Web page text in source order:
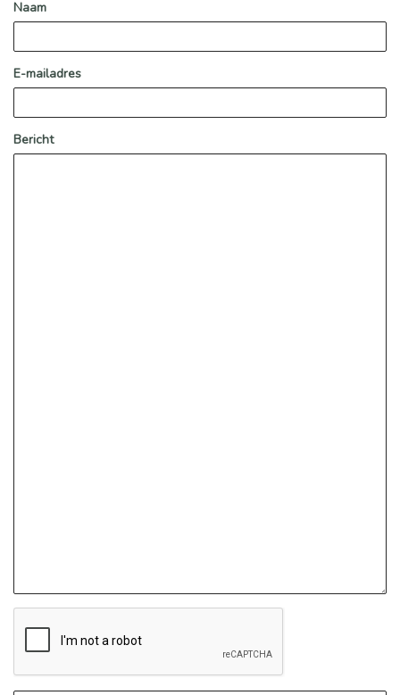
Naam
E-mailadres
Bericht